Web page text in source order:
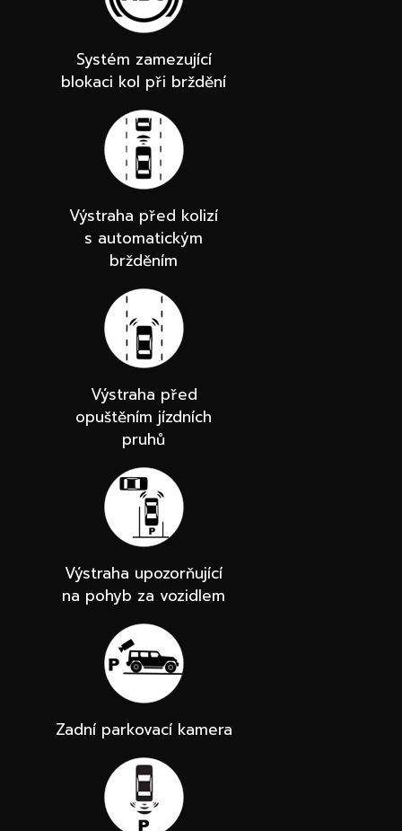
Systém zamezující
blokaci kol při brždění
Výstraha před kolizí
s automatickým
bržděním
Výstraha před
opuštěním jízdních
pruhů
Výstraha upozorňující
na pohyb za vozidlem
Zadní parkovací kamera